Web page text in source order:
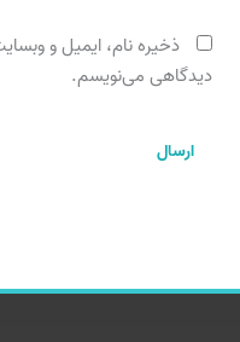
ذخیره نام، ایمیل و
دیدگاهی می‌نویسم.